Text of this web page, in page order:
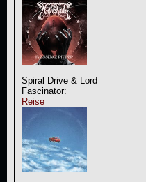
Spiral Drive & Lord
Fascinator:
Reise